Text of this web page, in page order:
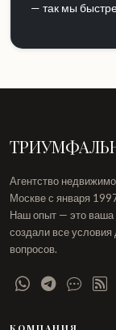
— так мы
Агентство
Москве с января
Наш опыт — это ваша
создали все
вопросов.